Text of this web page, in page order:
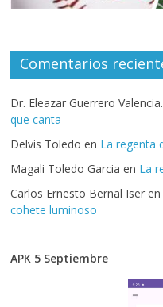
Comentarios
Dr. Eleazar Guerrero Valencia.
que canta
Delvis Toledo en La regenta
Magali Toledo Garcia en La
Carlos Ernesto Bernal Iser en
cohete luminoso
APK 5 Septiembre